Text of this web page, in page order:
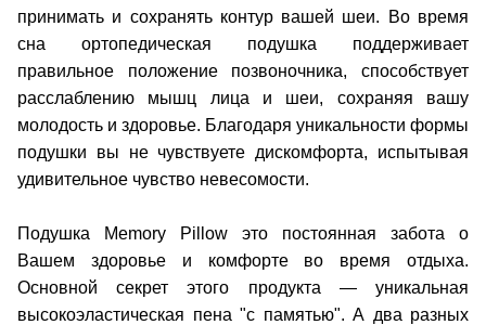
принимать и сохранять контур вашей шеи. Во время
сна ортопедическая подушка поддерживает
правильное положение позвоночника, способствует
расслаблению мышц лица и шеи, сохраняя вашу
молодость и здоровье. Благодаря уникальности формы
подушки вы не чувствуете дискомфорта, испытывая
удивительное чувство невесомости.
Подушка Memory Pillow это постоянная забота о
Вашем здоровье и комфорте во время отдыха.
Основной секрет этого продукта ― уникальная
высокоэластическая пена "с памятью". А два разных